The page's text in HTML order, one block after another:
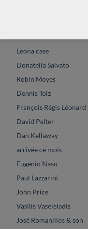
Leona case
Donatella Salvato
Robin Moyes
Dennis Tolz
François Régis Léonard
David Pelter
Dan Kellaway
arrivée ce mois
Eugenio Naso
Paul Lazzarini
John Price
Vasilis Vaseleiadis
José Romanillos & son